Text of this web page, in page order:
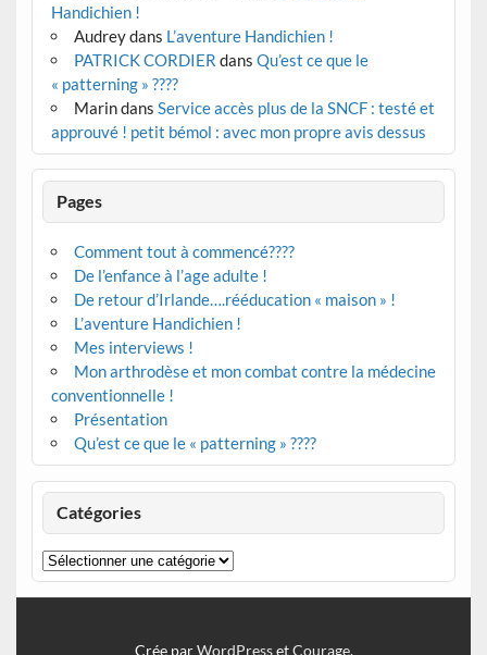
Handichien !
Audreydans L’aventure Handichien !
PATRICK CORDIER dans Qu’est ce que le
« patterning » ????
Marindans Service accès plus de la SNCF : testé et
approuvé ! petit bémol : avec mon propre avis dessus
Pages
Comment tout à commencé????
De l’enfance à l’age adulte !
De retour d’Irlande….rééducation « maison » !
L’aventure Handichien !
Mes interviews !
Mon arthrodèse et mon combat contre la médecine
conventionnelle !
Présentation
Qu’est ce que le « patterning » ????
Catégories
Catégories
Crée parWordPressetCourage.